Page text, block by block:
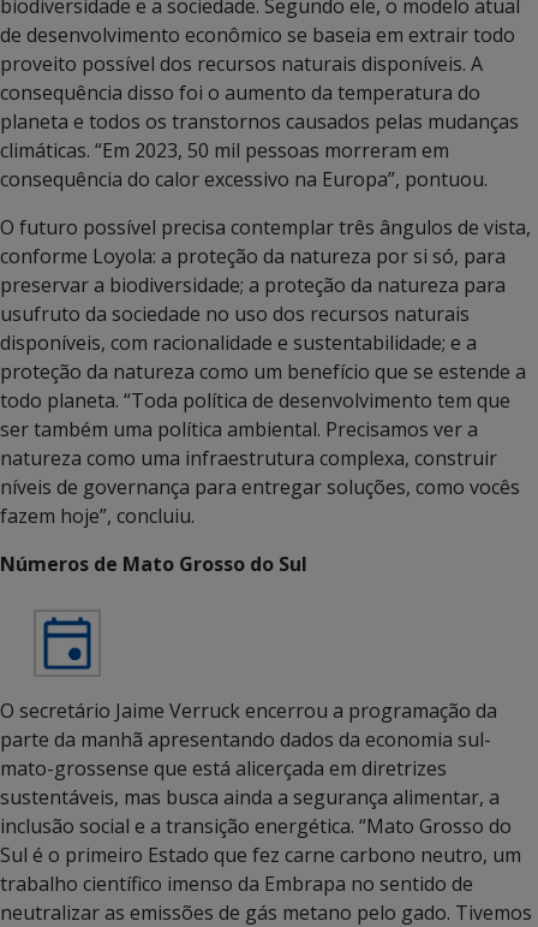
biodiversidade e a sociedade. Segundo ele, o modelo atual
de desenvolvimento econômico se baseia em extrair todo
proveito possível dos recursos naturais disponíveis. A
consequência disso foi o aumento da temperatura do
planeta e todos os transtornos causados pelas mudanças
climáticas. “Em 2023, 50 mil pessoas morreram em
consequência do calor excessivo na Europa”, pontuou.
O futuro possível precisa contemplar três ângulos de vista,
conforme Loyola: a proteção da natureza por si só, para
preservar a biodiversidade; a proteção da natureza para
usufruto da sociedade no uso dos recursos naturais
disponíveis, com racionalidade e sustentabilidade; e a
proteção da natureza como um benefício que se estende a
todo planeta. “Toda política de desenvolvimento tem que
ser também uma política ambiental. Precisamos ver a
natureza como uma infraestrutura complexa, construir
níveis de governança para entregar soluções, como vocês
fazem hoje”, concluiu.
Números de Mato Grosso do Sul
O secretário Jaime Verruck encerrou a programação da
parte da manhã apresentando dados da economia sul-
mato-grossense que está alicerçada em diretrizes
sustentáveis, mas busca ainda a segurança alimentar, a
inclusão social e a transição energética. “Mato Grosso do
Sul é o primeiro Estado que fez carne carbono neutro, um
trabalho científico imenso da Embrapa no sentido de
neutralizar as emissões de gás metano pelo gado. Tivemos